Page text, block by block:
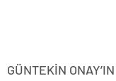
GÜNTEKİN